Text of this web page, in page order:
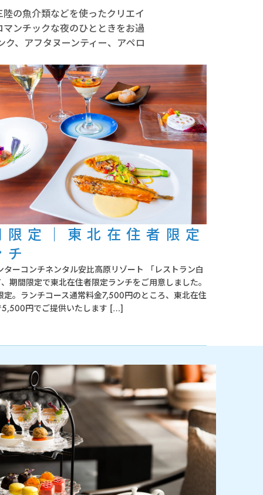
の魚介類などを使ったクリエイ
ンチックな夜のひとときをお過
、アフタヌーンティー、アペロ
限定｜東北在住者限定
チ
ーコンチネンタル安比高原リゾート 「レストラン白
期間限定で東北在住者限定ランチをご用意しました。
定。ランチコース通常料金7,500円のところ、東北在住
5,500円でご提供いたします […]